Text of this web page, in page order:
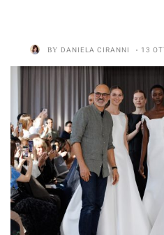
BY DANIELA CIRANNI 13